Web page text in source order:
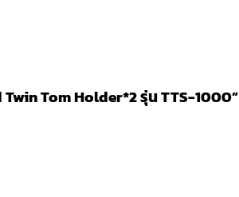
Tom Holder*2 รุ่น TTS-1000”